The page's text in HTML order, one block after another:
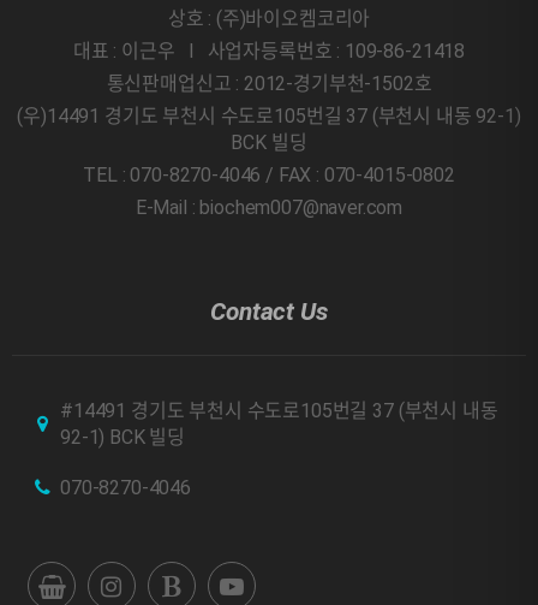
상호 : (주)바이오켐코리아
대표 : 이근우 l 사업자등록번호 : 109-86-21418
통신판매업신고 : 2012-경기부천-1502호
(우)14491 경기도 부천시 수도로105번길 37 (부천시 내동 92-1)
BCK 빌딩
TEL : 070-8270-4046 / FAX : 070-4015-0802
E-Mail : biochem007@naver.com
Contact Us
#14491 경기도 부천시 수도로105번길 37 (부천시 내동
92-1) BCK 빌딩
070-8270-4046